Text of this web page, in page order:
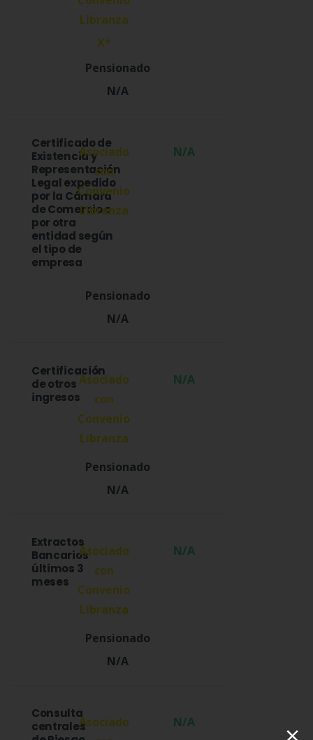
X*
N/A
Certificado de
Existencia y
Representación
Legal expedido
por la Cámara
de Comercio o
por otra
entidad según
el tipo de
empresa
N/A
N/A
Certificación
de otros
ingresos
N/A
N/A
Extractos
Bancarios
últimos 3
meses
N/A
N/A
Consulta
centrales
N/A